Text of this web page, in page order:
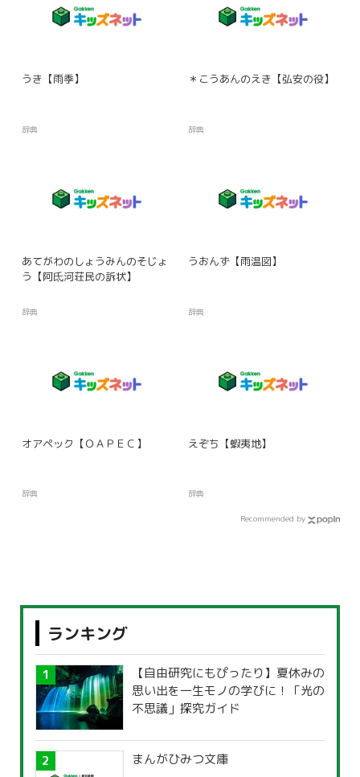
うき【雨季】
辞典
＊こうあんのえき【弘安の役】
辞典
あてがわのしょうみんのそじょ
う【阿氐河荘民の訴状】
辞典
うおんず【雨温図】
辞典
オアペック【ＯＡＰＥＣ】
辞典
えぞち【蝦夷地】
辞典
Recommended by
ランキング
【自由研究にもぴったり】夏休みの
思い出を一生モノの学びに！「光の
不思議」探究ガイド
まんがひみつ文庫